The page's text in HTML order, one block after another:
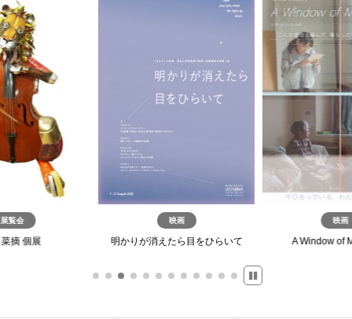
展覧会
摘 個展
映画
明かりが消えたら目をひらいて
映画
A Window of